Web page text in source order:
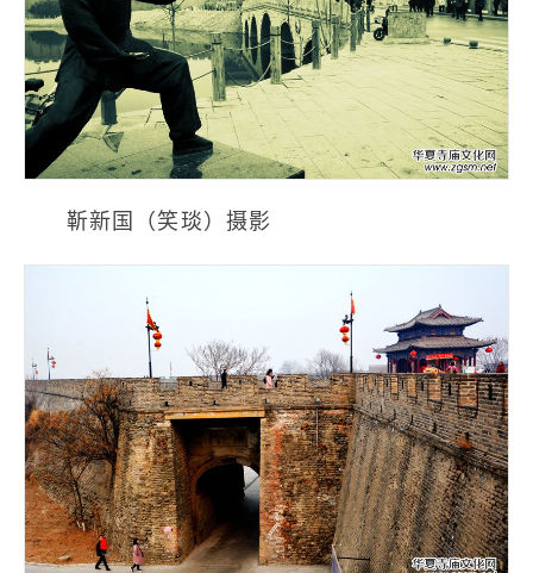
靳新国（笑琰）摄影